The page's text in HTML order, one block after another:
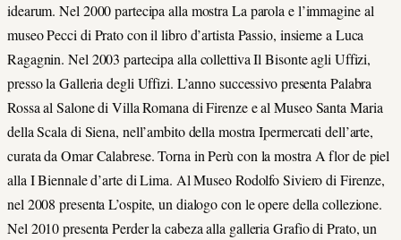
idearum. Nel 2000 partecipa alla mostra La parola e l’immagine al
museo Pecci di Prato con il libro d’artista Passio, insieme a Luca
Ragagnin. Nel 2003 partecipa alla collettiva Il Bisonte agli Uffizi,
presso la Galleria degli Uffizi. L’anno successivo presenta Palabra
Rossa al Salone di Villa Romana di Firenze e al Museo Santa Maria
della Scala di Siena, nell’ambito della mostra Ipermercati dell’arte,
curata da Omar Calabrese. Torna in Perù con la mostra A flor de piel
alla I Biennale d’arte di Lima. Al Museo Rodolfo Siviero di Firenze,
nel 2008 presenta L’ospite, un dialogo con le opere della collezione.
Nel 2010 presenta Perder la cabeza alla galleria Grafio di Prato, un